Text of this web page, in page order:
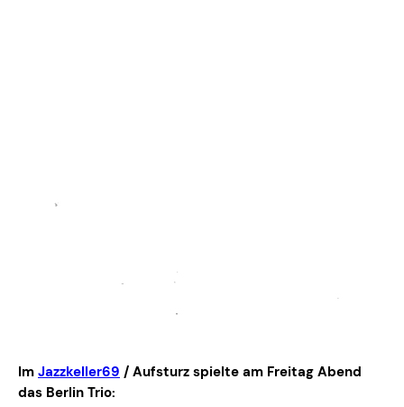
Im Jazzkeller69 / Aufsturz spielte am Freitag Abend
das Berlin Trio: